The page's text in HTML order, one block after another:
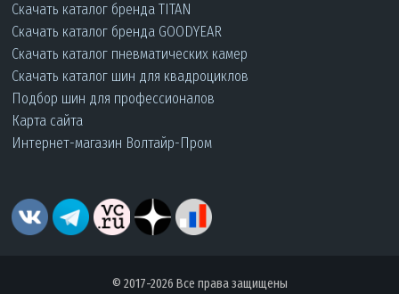
Скачать каталог бренда TITAN
Скачать каталог бренда GOODYEAR
Скачать каталог пневматических камер
Скачать каталог шин для квадроциклов
Подбор шин для профессионалов
Карта сайта
Интернет-магазин Волтайр-Пром
© 2017-2026 Все права защищены